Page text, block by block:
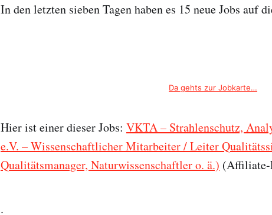
In den letzten sieben Tagen haben es 15 neue Jobs auf
Da gehts zur Jobkarte…
Hier ist einer dieser Jobs: VKTA – Strahlenschutz,
e.V. – Wissenschaftlicher Mitarbeiter / Leiter
Qualitätsmanager, Naturwissenschaftler o. ä.)
.